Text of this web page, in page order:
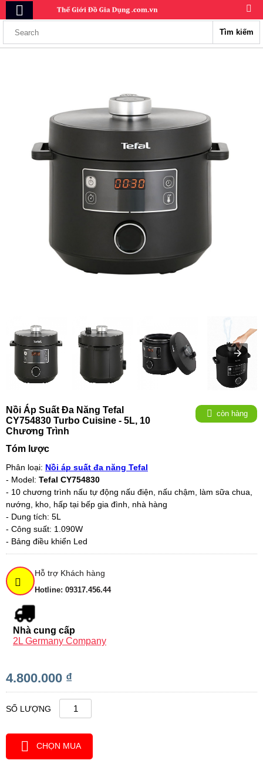
Tìm kiếm
Nồi Áp Suất Đa Năng Tefal
CY754830 Turbo Cuisine - 5L, 10
Chương Trình
còn hàng
Tóm lược
Phân loại: Nồi áp suất đa năng Tefal
- Model: Tefal CY754830
- 10 chương trình nấu tự động nấu điện, nấu chậm, làm sữa chua,
nướng, kho, hấp tại bếp gia đình, nhà hàng
- Dung tích: 5L
- Công suất: 1.090W
- Bảng điều khiển Led
Hỗ trợ Khách hàng
Hotline: 09317.456.44
Nhà cung cấp
2L Germany Company
4.800.000 ₫
SỐ LƯỢNG
CHỌN MUA